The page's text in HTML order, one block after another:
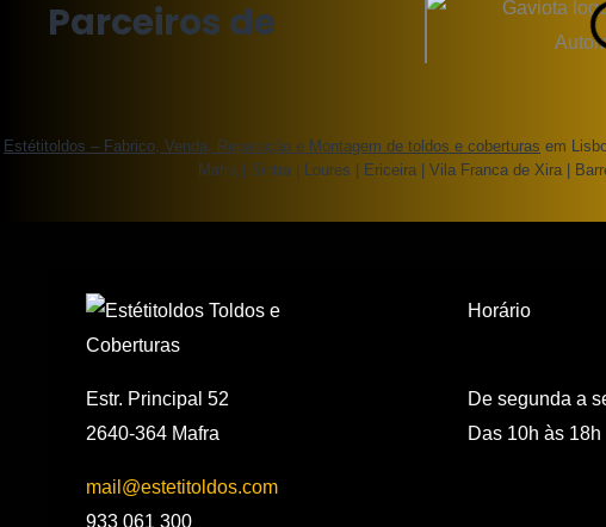
Parceiros de
Estétitoldos – Fabrico, Venda, Reparação e Montagem de toldos e coberturas em
Mafra | Sintra | Loures | Ericeira | Vila Franca de Xira |
Estr. Principal 52
2640-364 Mafra
mail@estetitoldos.com
933 061 300
Horário
De segunda a
Das 10h às 18h